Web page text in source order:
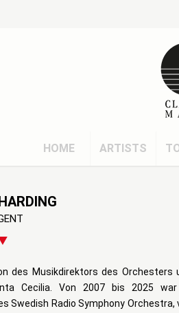
HOME ARTISTS
des Musikdirektors des Orchesters
Cecilia. Von 2007 bis 2025
Swedish Radio Symphony Orchestra,